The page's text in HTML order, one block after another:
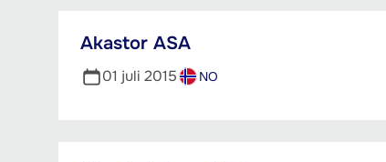
Akastor ASA
01 juli 2015 NO